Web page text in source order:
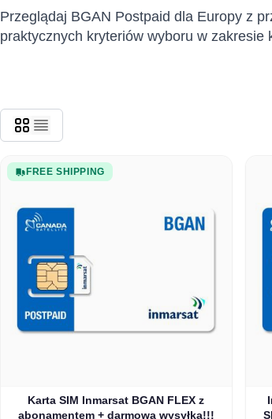
Przeglądaj BGAN Postpaid dla Europy z
praktycznych kryteriów wyboru w zakresie
FREE SHIPPING
Karta SIM Inmarsat BGAN FLEX z
abonamentem + darmowa wysyłka!!!